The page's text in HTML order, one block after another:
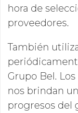
hora de
proveedores.
También
Grupo Bel.
nos brindan
progresos del